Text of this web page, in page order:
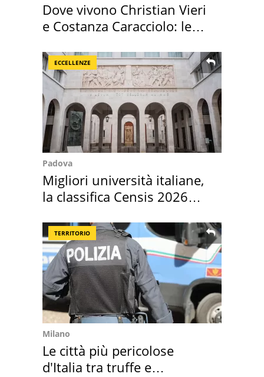
Dove vivono Christian Vieri
e Costanza Caracciolo: le
ECCELLENZE
Padova
Migliori università italiane,
la classifica Censis 2026
TERRITORIO
Milano
Le città più pericolose
d'Italia tra truffe e